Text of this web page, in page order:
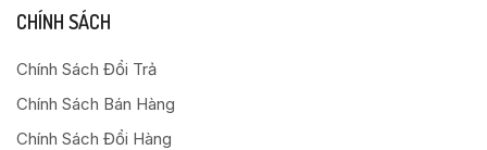
CHÍNH SÁCH
Chính Sách Đổi Trả
Chính Sách Bán Hàng
Chính Sách Đổi Hàng